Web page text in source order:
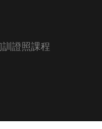
證照課程